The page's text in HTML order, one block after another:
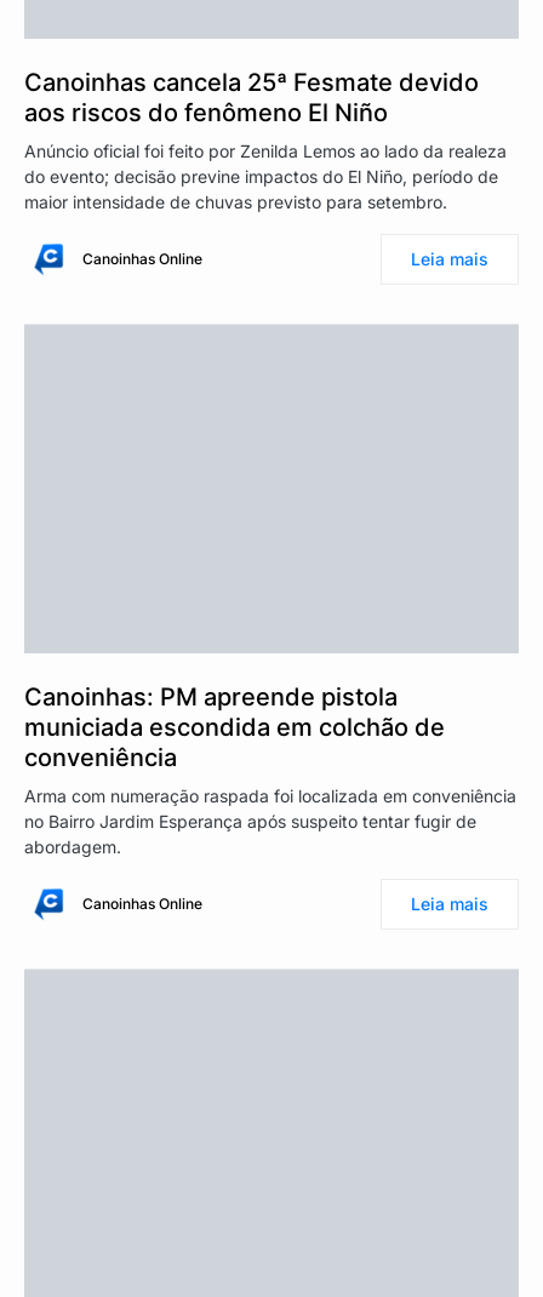
Canoinhas cancela 25ª Fesmate devido
aos riscos do fenômeno El Niño
Anúncio oficial foi feito por Zenilda Lemos ao lado da realeza
do evento; decisão previne impactos do El Niño, período de
maior intensidade de chuvas previsto para setembro.
Canoinhas Online Leia mais
Canoinhas: PM apreende pistola
municiada escondida em colchão de
conveniência
Arma com numeração raspada foi localizada em conveniência
no Bairro Jardim Esperança após suspeito tentar fugir de
abordagem.
Canoinhas Online Leia mais